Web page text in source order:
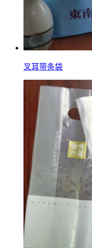
叉耳带条袋